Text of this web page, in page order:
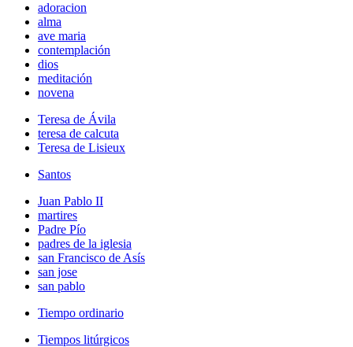
adoracion
alma
ave maria
contemplación
dios
meditación
novena
Teresa de Ávila
teresa de calcuta
Teresa de Lisieux
Santos
Juan Pablo II
martires
Padre Pío
padres de la iglesia
san Francisco de Asís
san jose
san pablo
Tiempo ordinario
Tiempos litúrgicos